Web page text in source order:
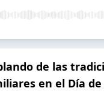
de las
en el Día de